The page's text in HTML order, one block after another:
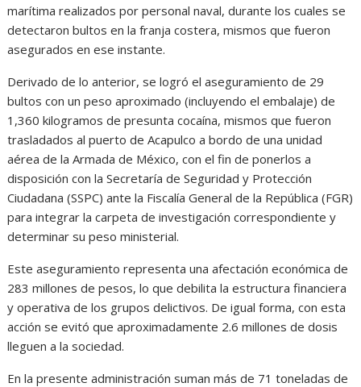
marítima realizados por personal naval, durante los cuales se
detectaron bultos en la franja costera, mismos que fueron
asegurados en ese instante.
Derivado de lo anterior, se logró el aseguramiento de 29
bultos con un peso aproximado (incluyendo el embalaje) de
1,360 kilogramos de presunta cocaína, mismos que fueron
trasladados al puerto de Acapulco a bordo de una unidad
aérea de la Armada de México, con el fin de ponerlos a
disposición con la Secretaría de Seguridad y Protección
Ciudadana (SSPC) ante la Fiscalía General de la República (FGR)
para integrar la carpeta de investigación correspondiente y
determinar su peso ministerial.
Este aseguramiento representa una afectación económica de
283 millones de pesos, lo que debilita la estructura financiera
y operativa de los grupos delictivos. De igual forma, con esta
acción se evitó que aproximadamente 2.6 millones de dosis
lleguen a la sociedad.
En la presente administración suman más de 71 toneladas de